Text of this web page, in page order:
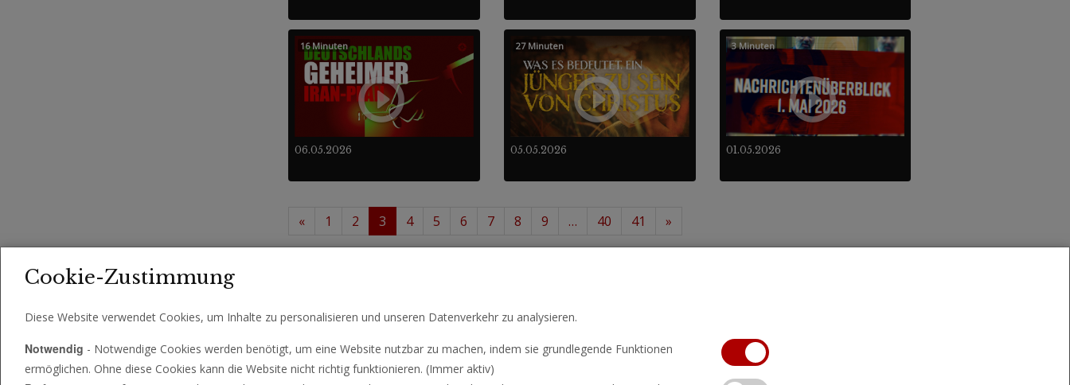
06.05.2026
16 Minuten
05.05.2026
27 Minuten
01.05.2026
3 Minuten
« 1 2 3 4 5 6 7 8 9 … 40 41
»
Cookie-Zustimmung
Diese Website verwendet Cookies, um Inhalte zu personalisieren und unseren Datenverkehr zu analysieren.
Notwendig - Notwendige Cookies werden benötigt, um eine Website nutzbar zu machen, indem sie grundlegende Funktionen
ermöglichen. Ohne diese Cookies kann die Website nicht richtig funktionieren. (Immer aktiv)